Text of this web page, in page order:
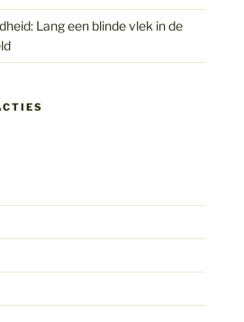
Lang een blinde vlek in de